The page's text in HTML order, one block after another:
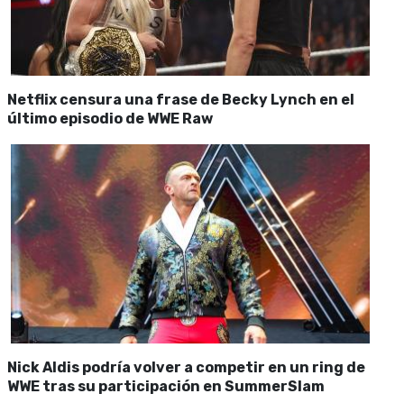
Netflix censura una frase de Becky Lynch en el
último episodio de WWE Raw
Nick Aldis podría volver a competir en un ring de
WWE tras su participación en SummerSlam